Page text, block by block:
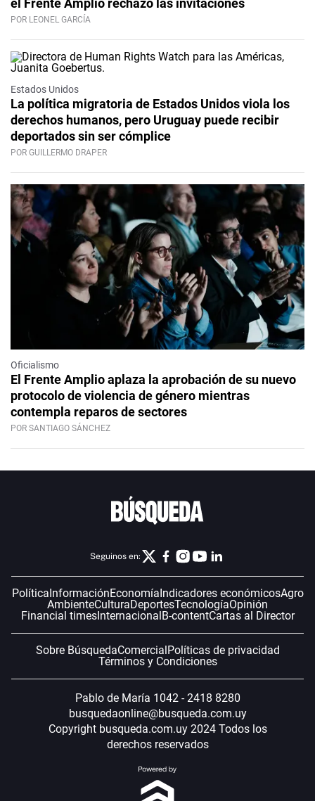
el Frente Amplio rechazó las invitaciones
POR LEONEL GARCÍA
Estados Unidos
La política migratoria de Estados Unidos viola los
derechos humanos, pero Uruguay puede recibir
deportados sin ser cómplice
POR GUILLERMO DRAPER
Oficialismo
El Frente Amplio aplaza la aprobación de su nuevo
protocolo de violencia de género mientras
contempla reparos de sectores
POR SANTIAGO SÁNCHEZ
Seguinos en:
PolíticaInformaciónEconomíaIndicadores económicosAgro
AmbienteCulturaDeportesTecnologíaOpinión
Financial timesInternacionalB-contentCartas al Director
Sobre BúsquedaComercialPolíticas de privacidad
Términos y Condiciones
Pablo de María 1042 - 2418 8280
busquedaonline@busqueda.com.uy
Copyright busqueda.com.uy 2024 Todos los
derechos reservados